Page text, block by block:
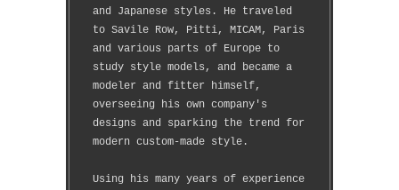
and Japanese styles. He traveled
to Savile Row, Pitti, MICAM, Paris
and various parts of Europe to
study style models, and became a
modeler and fitter himself,
overseeing his own company's
designs and sparking the trend for
modern custom-made style.
Using his many years of experience